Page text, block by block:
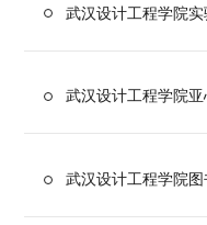
武汉设计工程学院
武汉设计工程学院